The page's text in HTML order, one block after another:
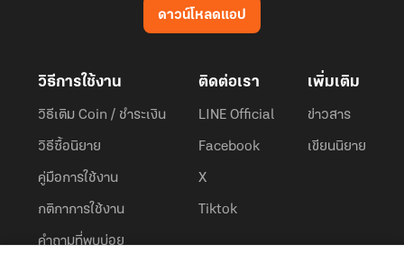
ดาวน์โหลดแอป
วิธีการใช้งาน
วิธีเติม Coin / ชำระเงิน
วิธีซื้อนิยาย
คู่มือการใช้งาน
กติกาการใช้งาน
คำถามที่พบบ่อย
ติดต่อเรา
LINE Official
Facebook
X
Tiktok
เพิ่มเติม
ข่าวสาร
เขียนนิยาย